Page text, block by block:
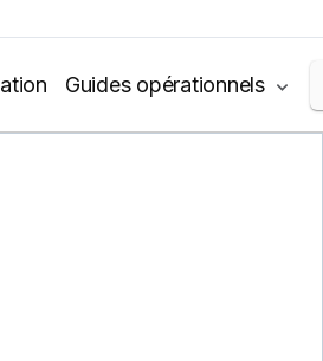
Guides opérationnels